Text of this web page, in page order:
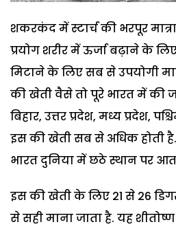
शकरकंद में स्टार्च की भरपूर
प्रयोग शरीर में ऊर्जा बढ़ाने के
मिटाने के लिए सब से उपयोगी
की खेती वैसे तो पूरे भारत में की
बिहार, उत्तर प्रदेश, मध्य प्रदेश,
इस की खेती सब से अधिक होती
भारत दुनिया में छठे स्थान पर
इस की खेती के लिए 21 से 26
से सही माना जाता है. यह